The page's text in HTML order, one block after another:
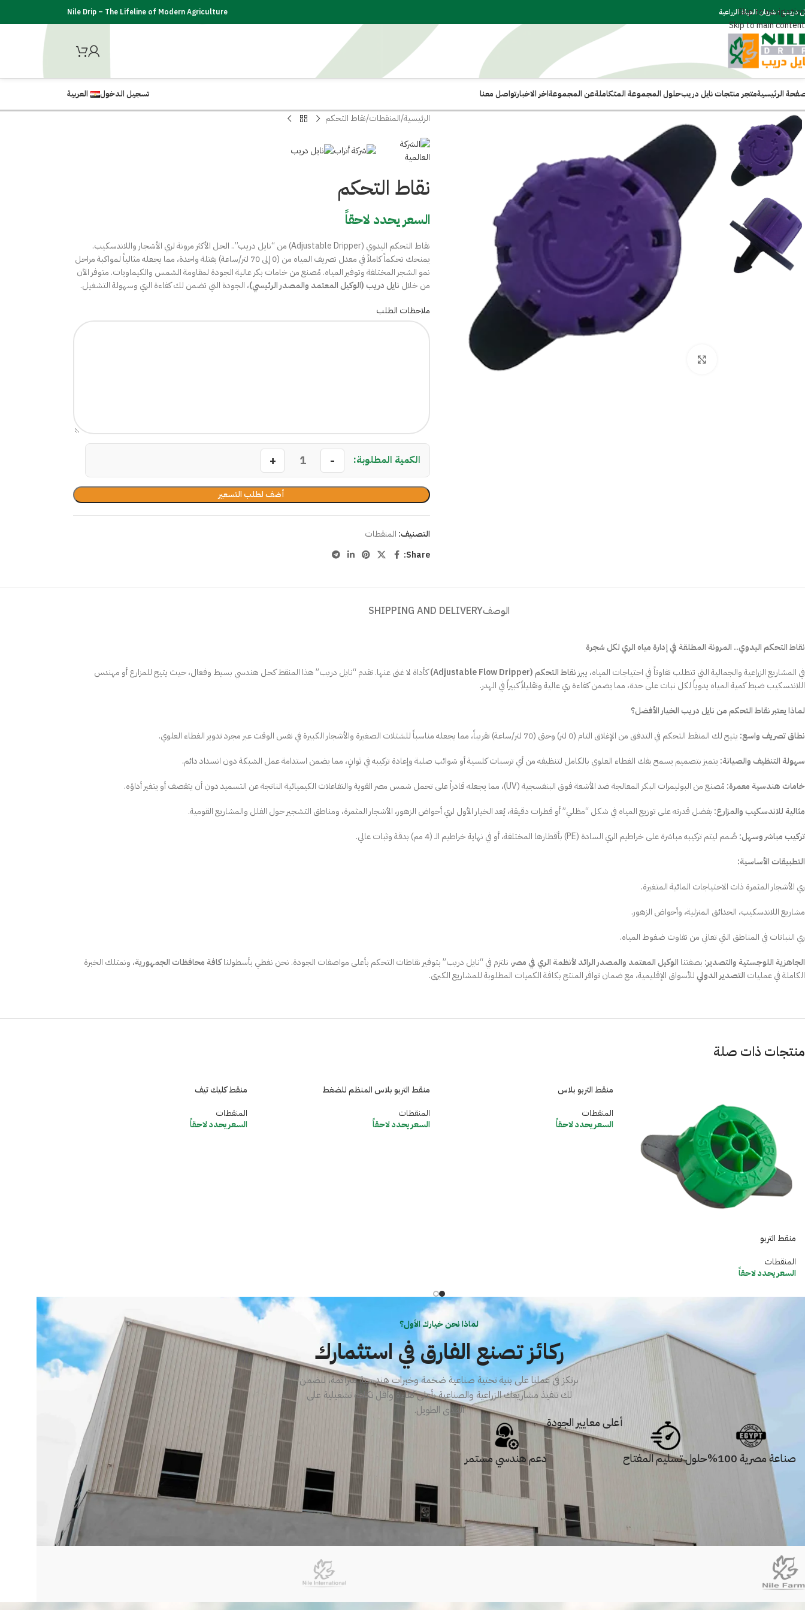
Skip to navigation
Skip to main content
دريب - شريان الحياة الزراعية Nile Drip – The Lifeline of Modern Agriculture
الرئيسيةمتجر منتجات نايل دريبحلول المجموعة المتكاملةعن المجموعةاخر الاخبارتواصل معنا تسجيل الدخول العربية
الرئيسية المنقطات نقاط التحكم
نقاط التحكم
السعر يحدد لاحقاً
نقاط التحكم اليدوي (Adjustable Dripper) من “نايل دريب”.. الحل الأكثر مرونة لري الأشجار واللاندسكيب.
يمنحك تحكماً كاملاً في معدل تصريف المياه من (0 إلى 70 لتر/ساعة) بفتلة واحدة، مما يجعله مثالياً لمواكبة مراحل
نمو الشجر المختلفة وتوفير المياه. مُصنع من خامات بكر عالية الجودة لمقاومة الشمس والكيماويات. متوفر الآن
من خلال نايل دريب (الوكيل المعتمد والمصدر الرئيسي)، الجودة التي تضمن لك كفاءة الري وسهولة التشغيل.
ملاحظات الطلب
أضف لطلب التسعير
التصنيف: المنقطات
Share:
الوصفSHIPPING AND DELIVERY
نقاط التحكم اليدوي.. المرونة المطلقة في إدارة مياه الري لكل شجرة
في المشاريع الزراعية والجمالية التي تتطلب تفاوتاً في احتياجات المياه، يبرز نقاط التحكم (Adjustable Flow Dripper)
كأداة لا غنى عنها. تقدم “نايل دريب” هذا المنقط كحل هندسي بسيط وفعال، حيث يتيح للمزارع أو مهندس
اللاندسكيب ضبط كمية المياه يدوياً لكل نبات على حدة، مما يضمن كفاءة ري عالية وتقليلاً كبيراً في الهدر.
لماذا يعتبر نقاط التحكم من نايل دريب الخيار الأفضل؟
نطاق تصريف واسع: يتيح لك المنقط التحكم في التدفق من الإغلاق التام (0 لتر) وحتى (70 لتر/ساعة) تقريباً، مما يجعله مناسباً للشتلات الصغيرة والأشجار الكبيرة في نفس الوقت عبر مجرد تدوير الغطاء العلوي.
سهولة التنظيف والصيانة: يتميز بتصميم يسمح بفك الغطاء العلوي بالكامل لتنظيفه من أي ترسبات كلسية أو شوائب صلبة وإعادة تركيبه في ثوانٍ، مما يضمن استدامة عمل الشبكة دون انسداد دائم.
خامات هندسية معمرة: مُصنع من البوليمرات البكر المعالجة ضد الأشعة فوق البنفسجية (UV)، مما يجعله قادراً على تحمل شمس مصر القوية والتفاعلات الكيميائية الناتجة عن التسميد دون أن يتقصف أو يتغير أداؤه.
مثالية للاندسكيب والمزارع: بفضل قدرته على توزيع المياه في شكل “مظلي” أو قطرات دقيقة، يُعد الخيار الأول لري أحواض الزهور، الأشجار المثمرة، ومناطق التشجير حول الفلل والمشاريع القومية.
تركيب مباشر وسهل: صُمم ليتم تركيبه مباشرة على خراطيم الري السادة (PE) بأقطارها المختلفة، أو في نهاية خراطيم الـ (4 مم) بدقة وثبات عالي.
التطبيقات الأساسية:
ري الأشجار المثمرة ذات الاحتياجات المائية المتغيرة.
مشاريع اللاندسكيب، الحدائق المنزلية، وأحواض الزهور.
ري النباتات في المناطق التي تعاني من تفاوت ضغوط المياه.
الجاهزية اللوجستية والتصدير: بصفتنا الوكيل المعتمد والمصدر الرائد لأنظمة الري في مصر، نلتزم في “نايل دريب” بتوفير نقاطات التحكم بأعلى مواصفات الجودة. نحن نغطي بأسطولناكافة محافظات الجمهورية، ونمتلك الخبرة
الكاملة في عمليات التصدير الدوليللأسواق الإقليمية، مع ضمان توافر المنتج بكافة الكميات المطلوبة للمشاريع الكبرى.
منتجات ذات صلة
منقط التربو
المنقطات
السعر يحدد لاحقاً
منقط التربو بلاس
المنقطات
السعر يحدد لاحقاً
منقط التربو بلاس المنظم للضغط
المنقطات
السعر يحدد لاحقاً
منقط كليك تيف
المنقطات
السعر يحدد لاحقاً
لماذا نحن خيارك الأول؟
ركائز تصنع الفارق في استثمارك
نرتكز في عملنا على بنية تحتية صناعية ضخمة وخبرات هندسية متراكمة، لنضمن
لك تنفيذ مشاريعك الزراعية والصناعية بأعلى كفاءة وأقل تكلفة تشغيلية على
المدى الطويل.
صناعة مصرية 100% حلول تسليم المفتاح
أعلى معايير الجودة
دعم هندسي مستمر